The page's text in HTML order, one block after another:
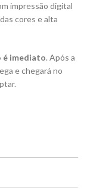
impressão digital
cores e alta
é imediato. Após a
e chegará no